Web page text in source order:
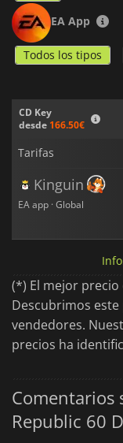
EA App
Todos los tipos
CD Key
desde 166.50€
Tarifas
Kinguin
EA app · Global
(*) El mejor precio
Descubrimos
vendedores.
precios ha
Comentarios
Republic 60